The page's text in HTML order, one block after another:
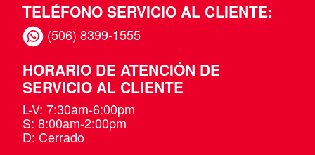
TELÉFONO SERVICIO AL CLIENTE:
(506) 8399-1555
HORARIO DE ATENCIÓN DE
SERVICIO AL CLIENTE
L-V: 7:30am-6:00pm
S: 8:00am-2:00pm
D: Cerrado